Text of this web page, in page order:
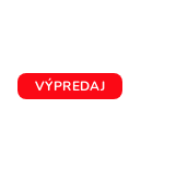
VÝPREDAJ